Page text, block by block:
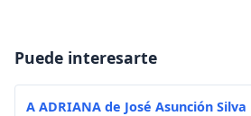
Puede interesarte
A ADRIANA de José Asunción Silva